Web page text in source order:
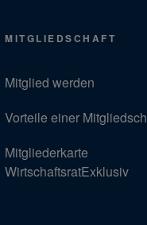
MITGLIEDSCHAFT
Mitglied werden
Vorteile einer
Mitgliederkarte
WirtschaftsratExklusiv